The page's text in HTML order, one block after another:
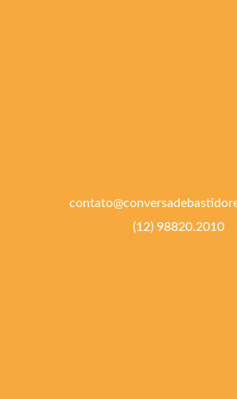
(12) 98820.2010